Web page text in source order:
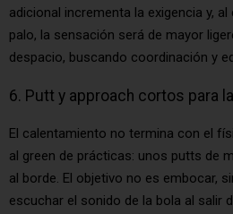
adicional incrementa la exigencia y,
palo, la sensación será de mayor
despacio, buscando coordinación y
6. Putt y approach cortos para
El calentamiento no termina con el
al green de prácticas: unos putts de
al borde. El objetivo no es embocar,
escuchar el sonido de la bola al salir